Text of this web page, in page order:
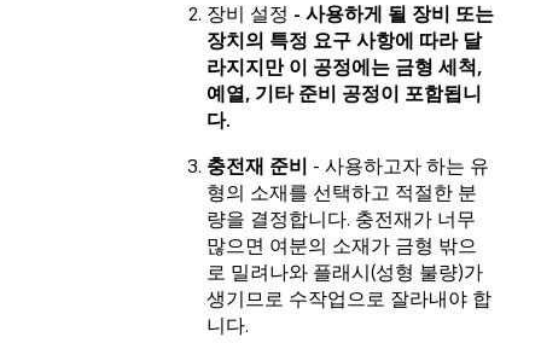
장비 설정 - 사용하게 될 장비 또는
장치의 특정 요구 사항에 따라 달
라지지만 이 공정에는 금형 세척,
예열, 기타 준비 공정이 포함됩니
다.
충전재 준비 - 사용하고자 하는 유
형의 소재를 선택하고 적절한 분
량을 결정합니다. 충전재가 너무
많으면 여분의 소재가 금형 밖으
로 밀려나와 플래시(성형 불량)가
생기므로 수작업으로 잘라내야 합
니다.